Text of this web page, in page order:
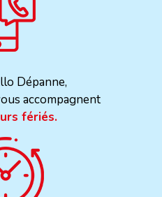
Dépanne,
accompagnent
fériés.